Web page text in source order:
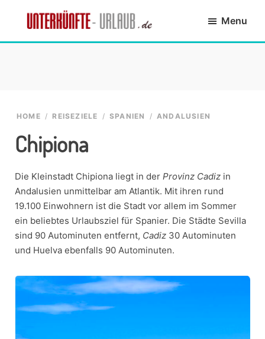
Unterkünfte-
finde
Menu
HOME / REISEZIELE / SPANIEN / ANDALUSIEN
Chipiona
Die Kleinstadt Chipiona liegt in der Provinz Cadiz in
Andalusien unmittelbar am Atlantik. Mit ihren rund
19.100 Einwohnern ist die Stadt vor allem im Sommer
ein beliebtes Urlaubsziel für Spanier. Die Städte Sevilla
sind 90 Autominuten entfernt, Cadiz 30 Autominuten
und Huelva ebenfalls 90 Autominuten.